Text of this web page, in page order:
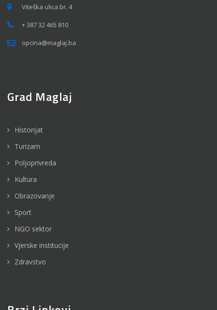
Viteška ulica br. 4
+ 387 32 465 810
opcina@maglaj.ba
Grad Maglaj
Historijat
Turizam
Poljoprivreda
Kultura
Obrazovanje
Sport
NGO sektor
Vjerske institucije
Zdravstvo